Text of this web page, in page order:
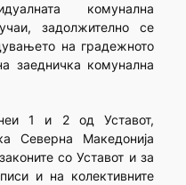
комунална
задолжително се
на градежното
заедничка комунална
1 и 2 од Уставот,
Северна Македонија
со Уставот и за
и на колективните